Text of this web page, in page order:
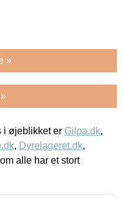
»
i øjeblikket er Gilpa.dk,
, Dyrelageret.dk,
alle har et stort